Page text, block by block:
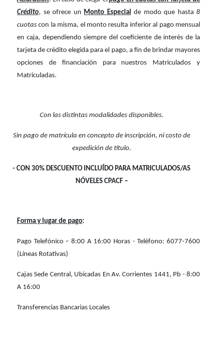
Crédito, se ofrece un Monto Especial de modo que hasta 8
cuotas con la misma, el monto resulta inferior al pago mensual
en caja, dependiendo siempre del coeficiente de interés de la
tarjeta de crédito elegida para el pago, a fin de brindar mayores
opciones de financiación para nuestros Matriculados y
Matriculadas.
Con las distintas modalidades disponibles.
Sin pago de matrícula en concepto de inscripción, ni costo de
expedición de título.
- CON 30% DESCUENTO INCLUÍDO PARA MATRICULADOS/AS
NÓVELES CPACF –
Forma y lugar de pago:
Pago Telefónico – 8:00 A 16:00 Horas -Teléfono:6077-7600
(Líneas Rotativas)
Cajas Sede Central , Ubicadas En Av. Corrientes 1441, Pb - 8:00
A 16:00
Transferencias Bancarias Locales